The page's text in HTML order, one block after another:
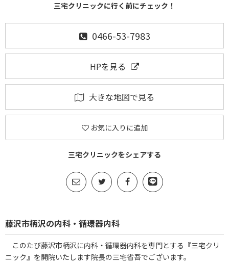
三宅クリニックに行く前にチェック！
0466-53-7983
HPを見る
大きな地図で見る
お気に入りに追加
三宅クリニックをシェアする
藤沢市柄沢の内科・循環器内科
このたび藤沢市柄沢に内科・循環器内科を専門とする『三宅クリ
ニック』を開院いたします院長の三宅省吾でございます。